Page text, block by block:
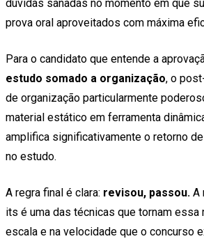
dúvidas sanadas no momento em que
prova oral aproveitados com máxima
Para o candidato que entende a
estudo somado a organização, o
de organização particularmente
material estático em ferramenta
amplifica significativamente o retorno
no estudo.
A regra final é clara: revisou, passou. A
its é uma das técnicas que tornam
escala e na velocidade que o concurso